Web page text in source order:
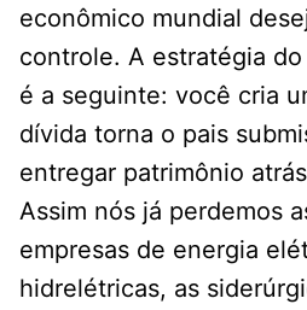
econômico mundial
controle. A estratégia
é a seguinte: você cria
dívida torna o pais
entregar patrimônio
Assim nós já perdemos
empresas de energia
hidrelétricas, as